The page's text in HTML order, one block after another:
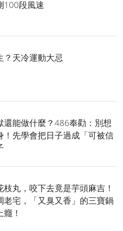
100段風速
？天冷運動大忌
還能做什麼？486奉勸：別想
！先學會把日子過成「可被信
枝丸，咬下去竟是芋頭麻吉！
老宅，「又臭又香」的三寶鍋
！